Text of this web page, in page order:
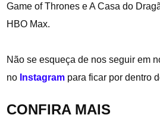
Game of Thrones e A Casa do
HBO Max.
Não se esqueça de nos seguir em
no Instagram para ficar por dentro
CONFIRA MAIS